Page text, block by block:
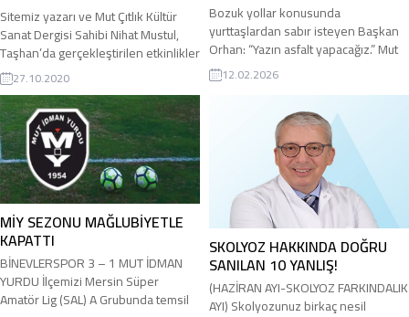
Sitemiz yazarı ve Mut Çıtlık Kültür
Sanat Dergisi Sahibi Nihat Mustul,
Taşhan’da gerçekleştirilen etkinlikler
kapsamında, imza ve söyleşi günü
düzenledi. Mutilcemiz.Net ve Mut’un
Sesi Gazetesi’nin yazarlarından,
Mut’un kültür sanat simgelerinden
Mut Çıtlık Kültür Sanat Dergisi Sahibi
yazar ve şair Nihat Mustul, geçtiğimiz
günlerde açılan Taşhan Kadın Üretici
Pazarı’nda hafta sonu...
27.10.2020
Bozuk yollar konusunda
yurttaşlardan sabır isteyen Başkan
Orhan: “Yazın asfalt yapacağız.” Mut
Belediye Başkanı Murat Orhan,
yaptığı açıklamada, yağışlı bir yıl
merkezindeki yollarda ciddi
bozulmalar olduğunu, ancak kış
sezonunda asfalt dökülemeyeceğini
belirterek; yaz sezonunda ciddi
manada asfaltlama çalışması
yapacaklarının sözünü verdi. Asfaltla
ilgili altyapı çalışmalarını şimdiden
başlattıklarını...
12.02.2026
MİY SEZONU MAĞLUBİYETLE
KAPATTI
BİNEVLERSPOR 3 – 1 MUT İDMAN
YURDU İlçemizi Mersin Süper
Amatör Lig (SAL) A Grubunda temsil
SKOLYOZ HAKKINDA DOĞRU
SANILAN 10 YANLIŞ!
(HAZİRAN AYI-SKOLYOZ FARKINDALIK
AYI) Skolyozunuz birkaç nesil